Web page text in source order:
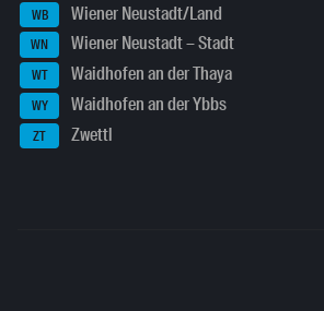
WB Wiener Neustadt/Land
WN Wiener Neustadt – Stadt
WT Waidhofen an der Thaya
WY Waidhofen an der Ybbs
ZT Zwettl